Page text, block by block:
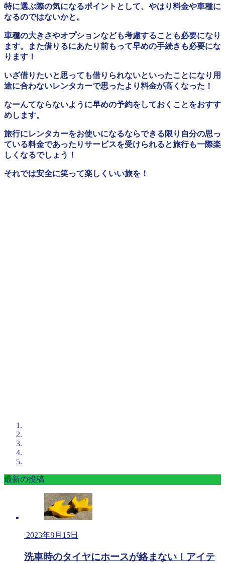
特に選ぶ際の気になるポイントとして、やはり料金や車種に
なるのではないかと。
車種の大きさやオプションなども考慮することも必要になり
ます。また借りるにあたり前もって早めの手続きも必要にな
ります！
いざ借りたいと思っても借りられないといったことになり用
途に合わないレンタカーで思ったより料金が高くなった！
なーんてならないように早めの予約をしておくことをおすす
めします。
旅行にレンタカーをお使いになるならできる限り自分の思っ
ている料金であったりサービスを受けられると旅行も一際楽
しくなるでしょう！
それでは安全に笑って楽しくいい旅を！
最新の投稿
2023年8月15日
洗車時のタイヤにホースが絡まない！アイテ